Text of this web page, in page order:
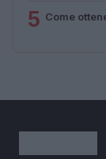
5 Come